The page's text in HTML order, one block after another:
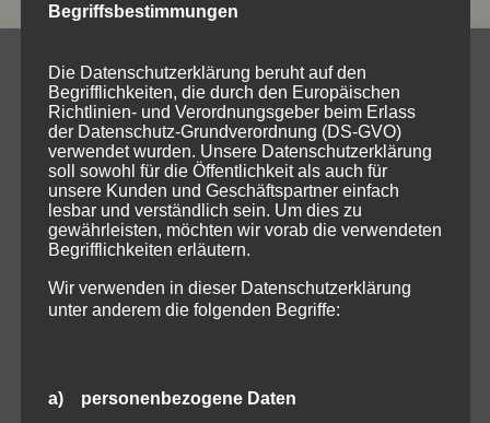
KONTAKT
Haben Sie etwas nicht gefunden,
wünschen Sie eine individuelle
Beratung oder ein persönliches
Angebot?
RUFEN SIE AN
BESUCHEN SIE UNS AUCH AUF
Begriffsbestimmungen
Die Datenschutzerklärung beruht auf den
Begrifflichkeiten, die durch den Europäischen
Richtlinien- und Verordnungsgeber beim Erlass
der Datenschutz-Grundverordnung (DS-GVO)
verwendet wurden. Unsere Datenschutzerklärung
soll sowohl für die Öffentlichkeit als auch für
unsere Kunden und Geschäftspartner einfach
lesbar und verständlich sein. Um dies zu
gewährleisten, möchten wir vorab die verwendeten
Begrifflichkeiten erläutern.
Wir verwenden in dieser Datenschutzerklärung
unter anderem die folgenden Begriffe:
a) personenbezogene Daten